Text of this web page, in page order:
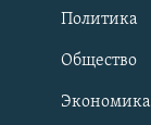
Политика
Общество
Экономика